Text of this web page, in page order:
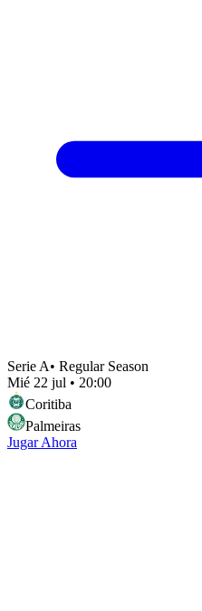
Serie A• Regular Season
Mié 22 jul • 20:00
Coritiba
Palmeiras
Jugar Ahora